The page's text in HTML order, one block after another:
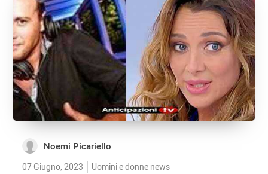
Noemi Picariello
07 Giugno, 2023 Uomini e donne news